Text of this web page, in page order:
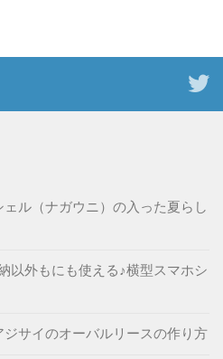
ル（ナガウニ）の入った夏らし
以外もにも使える♪横型スマホシ
サイのオーバルリースの作り方